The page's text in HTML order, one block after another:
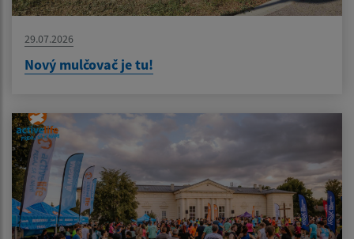
29.07.2026
Nový mulčovač je tu!